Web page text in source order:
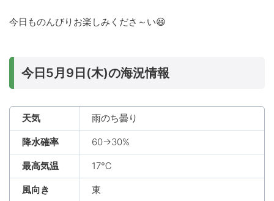
今日ものんびりお楽しみくださ～い😃
今日5月9日(木)の海況情報
天気 雨のち曇り
降水確率 60→30%
最高気温 17℃
風向き 東